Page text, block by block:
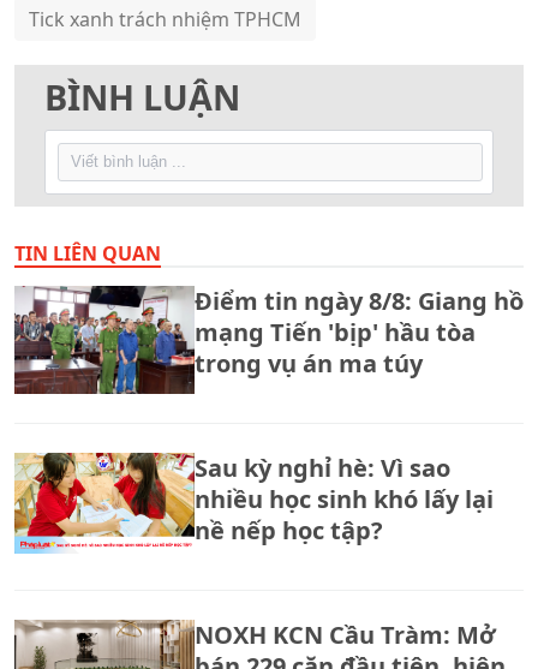
Tick xanh trách nhiệm TPHCM
BÌNH LUẬN
TIN LIÊN QUAN
Điểm tin ngày 8/8: Giang hồ
mạng Tiến 'bịp' hầu tòa
trong vụ án ma túy
Sau kỳ nghỉ hè: Vì sao
nhiều học sinh khó lấy lại
nề nếp học tập?
NOXH KCN Cầu Tràm: Mở